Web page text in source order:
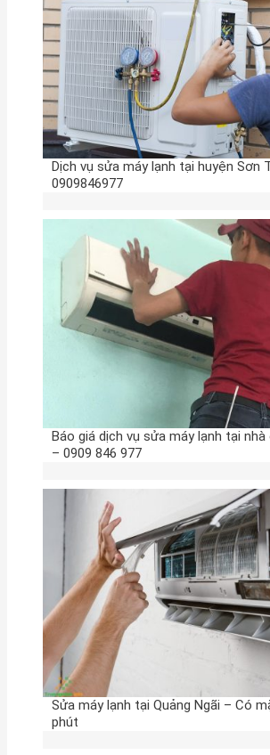
Dịch vụ sửa máy lạnh tại huyện Sơn
0909846977
Báo giá dịch vụ sửa máy lạnh tại nhà
– 0909 846 977
Sửa máy lạnh tại Quảng Ngãi – Có
phút